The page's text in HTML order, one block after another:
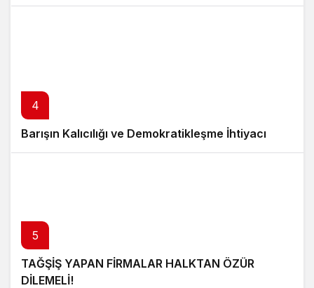
4
Barışın Kalıcılığı ve Demokratikleşme İhtiyacı
5
TAĞŞİŞ YAPAN FİRMALAR HALKTAN ÖZÜR
DİLEMELİ!